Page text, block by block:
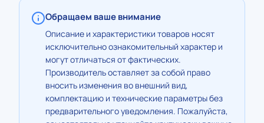
Обращаем ваше внимание
Описание и характеристики товаров носят
исключительно ознакомительный характер и
могут отличаться от фактических.
Производитель оставляет за собой право
вносить изменения во внешний вид,
комплектацию и технические параметры без
предварительного уведомления. Пожалуйста,